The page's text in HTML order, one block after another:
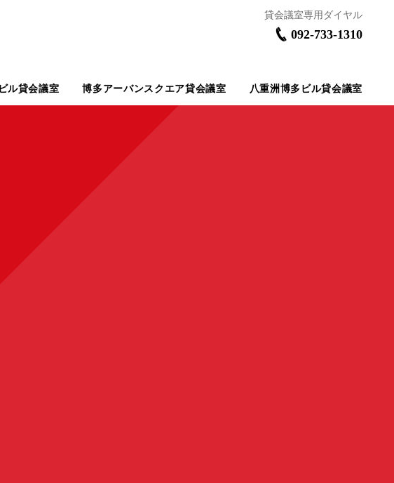
092-733-1310
ル貸会議室 博多アーバンスクエア貸会議室 八重洲博多ビル貸会議室